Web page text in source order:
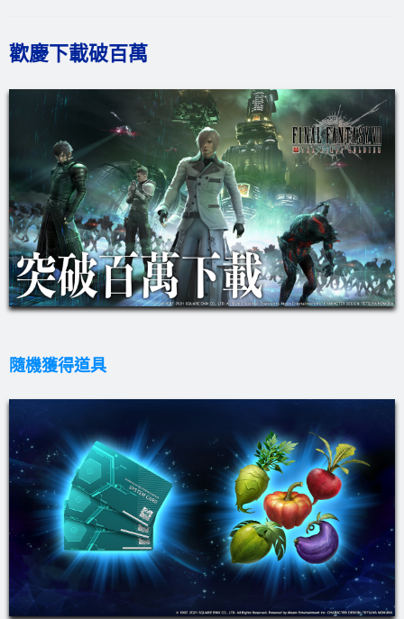
歡慶下載破百萬
隨機獲得道具